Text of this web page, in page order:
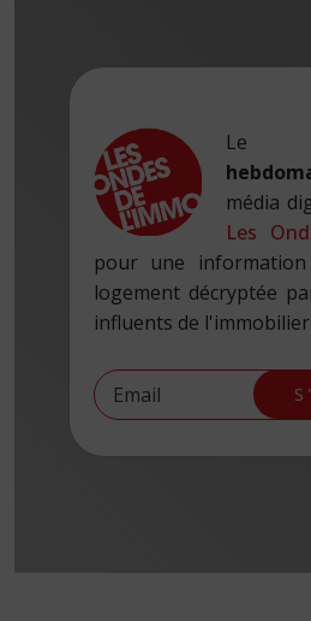
Le
média
Les
pour une
logement décryptée
influents de l'immobilier.